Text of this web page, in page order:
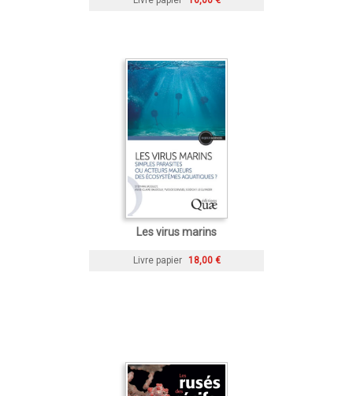
Les virus marins
Livre papier 18,00 €